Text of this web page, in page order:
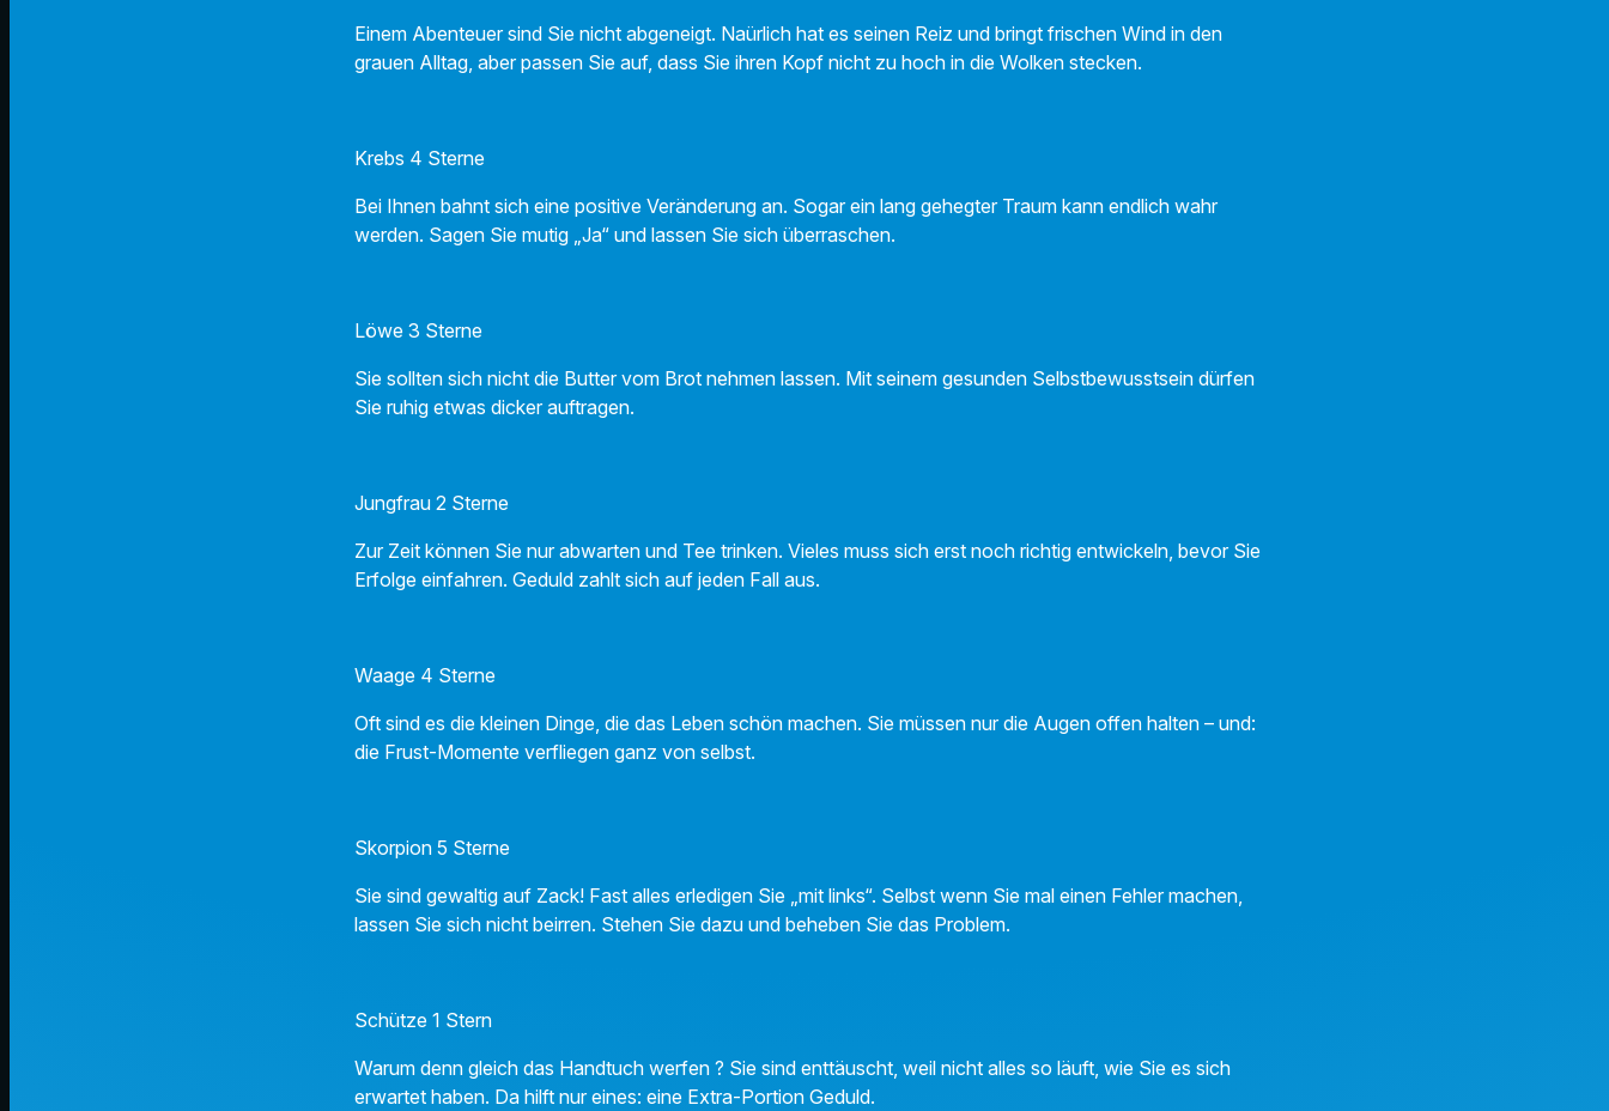
Einem Abenteuer sind Sie nicht abgeneigt. Naürlich hat es seinen Reiz und bringt frischen Wind in den
grauen Alltag, aber passen Sie auf, dass Sie ihren Kopf nicht zu hoch in die Wolken stecken.
Krebs 4 Sterne
Bei Ihnen bahnt sich eine positive Veränderung an. Sogar ein lang gehegter Traum kann endlich wahr
werden. Sagen Sie mutig „Ja“ und lassen Sie sich überraschen.
Löwe 3 Sterne
Sie sollten sich nicht die Butter vom Brot nehmen lassen. Mit seinem gesunden Selbstbewusstsein dürfen
Sie ruhig etwas dicker auftragen.
Jungfrau 2 Sterne
Zur Zeit können Sie nur abwarten und Tee trinken. Vieles muss sich erst noch richtig entwickeln, bevor Sie
Erfolge einfahren. Geduld zahlt sich auf jeden Fall aus.
Waage 4 Sterne
Oft sind es die kleinen Dinge, die das Leben schön machen. Sie müssen nur die Augen offen halten – und:
die Frust-Momente verfliegen ganz von selbst.
Skorpion 5 Sterne
Sie sind gewaltig auf Zack! Fast alles erledigen Sie „mit links“. Selbst wenn Sie mal einen Fehler machen,
lassen Sie sich nicht beirren. Stehen Sie dazu und beheben Sie das Problem.
Schütze 1 Stern
Warum denn gleich das Handtuch werfen ? Sie sind enttäuscht, weil nicht alles so läuft, wie Sie es sich
erwartet haben. Da hilft nur eines: eine Extra-Portion Geduld.